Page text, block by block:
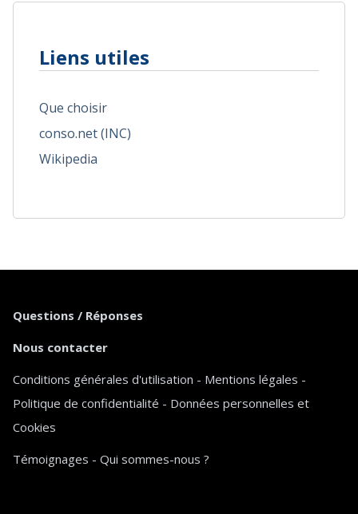
Liens utiles
Que choisir
conso.net (INC)
Wikipedia
Questions / Réponses
Nous contacter
Conditions générales d'utilisation - Mentions légales -
Politique de confidentialité - Données personnelles et
Cookies
Témoignages - Qui sommes-nous ?